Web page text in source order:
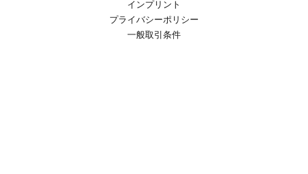
インプリント
プライバシーポリシー
一般取引条件